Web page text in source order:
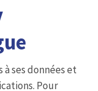
ses données et
Pour